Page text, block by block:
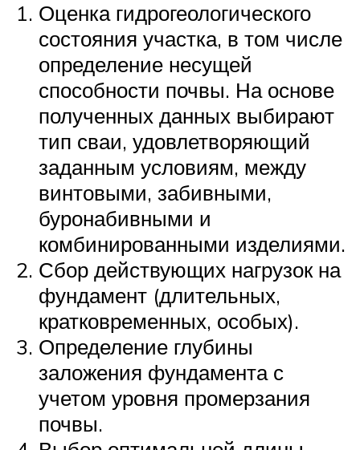
Оценка гидрогеологического
состояния участка, в том числе
определение несущей
способности почвы. На основе
полученных данных выбирают
тип сваи, удовлетворяющий
заданным условиям, между
винтовыми, забивными,
буронабивными и
комбинированными изделиями.
Сбор действующих нагрузок на
фундамент (длительных,
кратковременных, особых).
Определение глубины
заложения фундамента с
учетом уровня промерзания
почвы.